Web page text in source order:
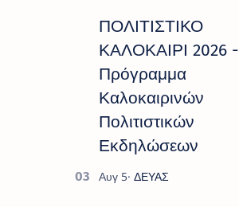
ΠΟΛΙΤΙΣΤΙΚΟ
ΚΑΛΟΚΑΙΡΙ 2026 -
Πρόγραμμα
Καλοκαιρινών
Πολιτιστικών
Εκδηλώσεων